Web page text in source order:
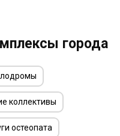
города
коллективы
остеопата